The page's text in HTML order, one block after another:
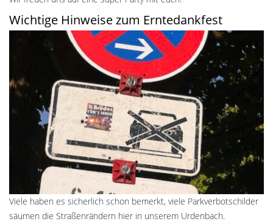
Wichtige Hinweise zum Erntedankfest
Viele haben es sicherlich schon bemerkt, viele Parkverbotschilder
säumen die Straßenrändern hier in unserem Urdenbach.